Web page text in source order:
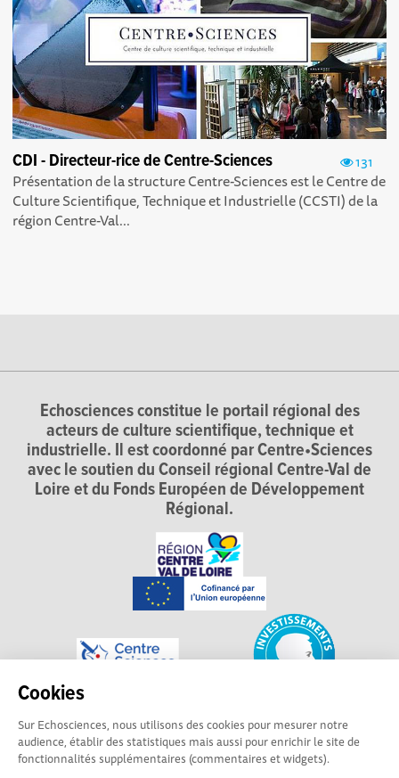
Cookies
Sur Echosciences, nous utilisons des cookies pour mesurer notre
audience, établir des statistiques mais aussi pour enrichir le site de
fonctionnalités supplémentaires (commentaires et widgets).
131
CDI - Directeur-rice de Centre-Sciences
Présentation de la structure Centre-Sciences est le Centre de
Culture Scientifique, Technique et Industrielle (CCSTI) de la
région Centre-Val...
Echosciences constitue le portail régional des
acteurs de culture scientifique, technique et
industrielle. Il est coordonné par Centre•Sciences
avec le soutien du Conseil régional Centre-Val de
Loire et du Fonds Européen de Développement
Régional.